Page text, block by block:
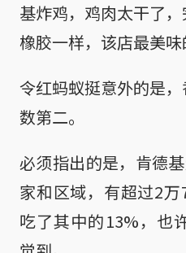
基炸鸡，鸡肉太干了
橡胶一样，该店最美味
令红蚂蚁挺意外的是
数第二。
必须指出的是，肯德
家和区域，有超过2
吃了其中的13%，也